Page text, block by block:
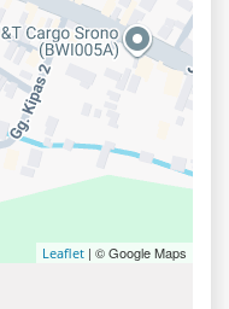
Leaflet | © Google Maps